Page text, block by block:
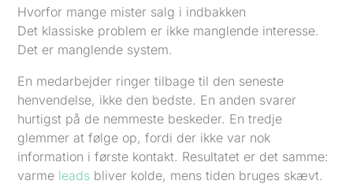
Hvorfor mange mister salg i indbakken
Det klassiske problem er ikke manglende interesse.
Det er manglende system.
En medarbejder ringer tilbage til den seneste
henvendelse, ikke den bedste. En anden svarer
hurtigst på de nemmeste beskeder. En tredje
glemmer at følge op, fordi der ikke var nok
information i første kontakt. Resultatet er det samme:
varme leads bliver kolde, mens tiden bruges skævt.